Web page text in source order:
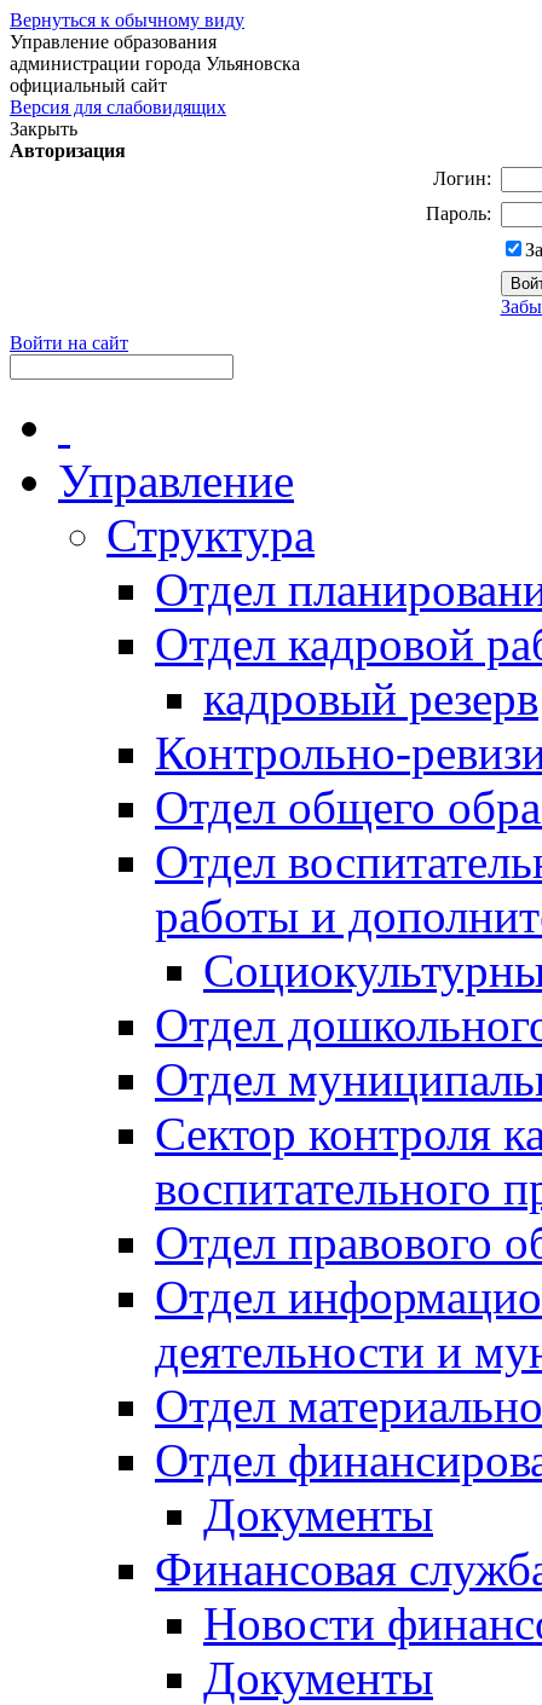
Вернуться к обычному виду
Управление образования
администрации города Ульяновска
официальный сайт
Версия для слабовидящих
Закрыть
Авторизация
Логин:
Пароль:
Войти на сайт
Управление
Структура
Отдел
Отдел кадровой
кадровый резерв
Контрольно-
Отдел общего
Отдел
работы и
Отдел
Отдел
Сектор контроля
воспитательного
Отдел правового
Отдел
деятельности и
Отдел
Отдел
Документы
Финансовая
Новости
Документы